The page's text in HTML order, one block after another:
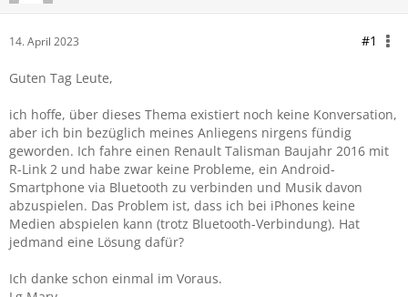
14. April 2023 #1
Guten Tag Leute,
ich hoffe, über dieses Thema existiert noch keine Konversation,
aber ich bin bezüglich meines Anliegens nirgens fündig
geworden. Ich fahre einen Renault Talisman Baujahr 2016 mit
R-Link 2 und habe zwar keine Probleme, ein Android-
Smartphone via Bluetooth zu verbinden und Musik davon
abzuspielen. Das Problem ist, dass ich bei iPhones keine
Medien abspielen kann (trotz Bluetooth-Verbindung). Hat
jedmand eine Lösung dafür?
Ich danke schon einmal im Voraus.